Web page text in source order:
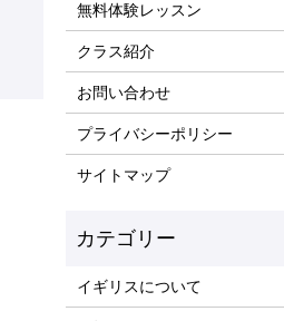
無料体験レッスン
クラス紹介
お問い合わせ
プライバシーポリシー
サイトマップ
イギリスについて